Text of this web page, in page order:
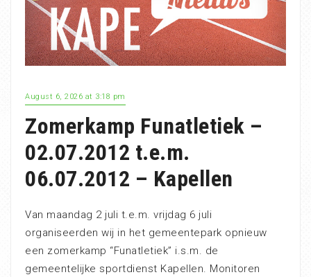
August 6, 2026 at 3:18 pm
Zomerkamp Funatletiek –
02.07.2012 t.e.m.
06.07.2012 – Kapellen
Van maandag 2 juli t.e.m. vrijdag 6 juli
organiseerden wij in het gemeentepark opnieuw
een zomerkamp “Funatletiek” i.s.m. de
gemeentelijke sportdienst Kapellen. Monitoren